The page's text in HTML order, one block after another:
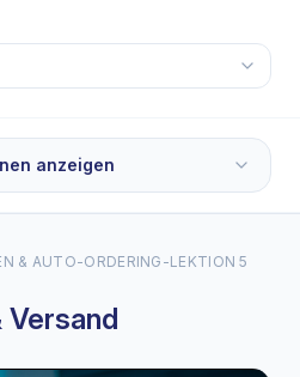
anzeigen
& AUTO-ORDERING -LEKTION 5
Versand